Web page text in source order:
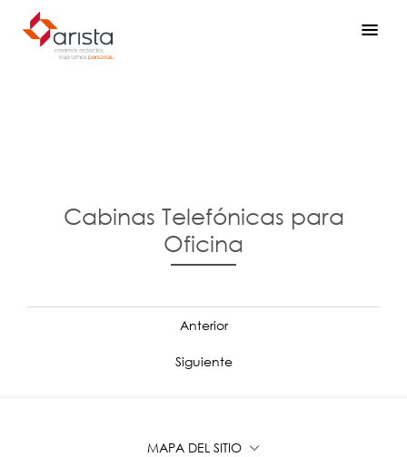
Cabinas Telefónicas para
Oficina
Anterior
Siguiente
MAPA DEL SITIO